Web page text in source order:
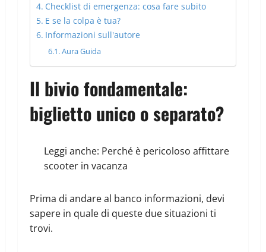
Checklist di emergenza: cosa fare subito
E se la colpa è tua?
Informazioni sull'autore
Aura Guida
Il bivio fondamentale:
biglietto unico o separato?
Leggi anche: Perché è pericoloso affittare
scooter in vacanza
Prima di andare al banco informazioni, devi
sapere in quale di queste due situazioni ti
trovi.